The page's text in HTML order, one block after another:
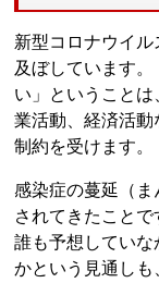
新型コロナウイ
及ぼしています
い」ということ
業活動、経済活
制約を受けます。
感染症の蔓延（
されてきたことで
誰も予想してい
かという見通しも